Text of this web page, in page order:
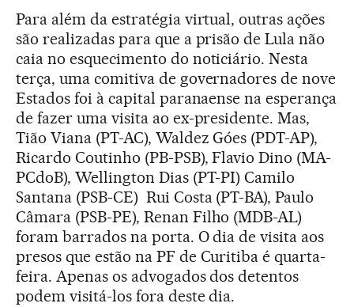
Para além da estratégia virtual, outras ações
são realizadas para que a prisão de Lula não
caia no esquecimento do noticiário. Nesta
terça, uma comitiva de governadores de nove
Estados foi à capital paranaense na esperança
de fazer uma visita ao ex-presidente. Mas,
Tião Viana (PT-AC), Waldez Góes (PDT-AP),
Ricardo Coutinho (PB-PSB), Flavio Dino (MA-
PCdoB), Wellington Dias (PT-PI) Camilo
Santana (PSB-CE) Rui Costa (PT-BA), Paulo
Câmara (PSB-PE), Renan Filho (MDB-AL)
foram barrados na porta. O dia de visita aos
presos que estão na PF de Curitiba é quarta-
feira. Apenas os advogados dos detentos
podem visitá-los fora deste dia.